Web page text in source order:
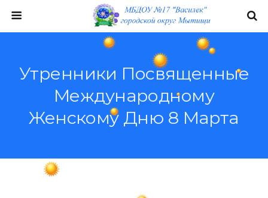
Утренники Посвященные
Международному
Женскому Дню 8 Марта